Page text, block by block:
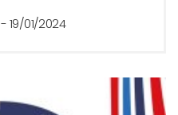
- 19/01/2024